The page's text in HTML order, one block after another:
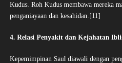
Kudus. Roh Kudus membawa mereka
penganiayaan dan kesahidan.[11]
4. Relasi Penyakit dan Kejahatan
Kepemimpinan Saul diawali dengan